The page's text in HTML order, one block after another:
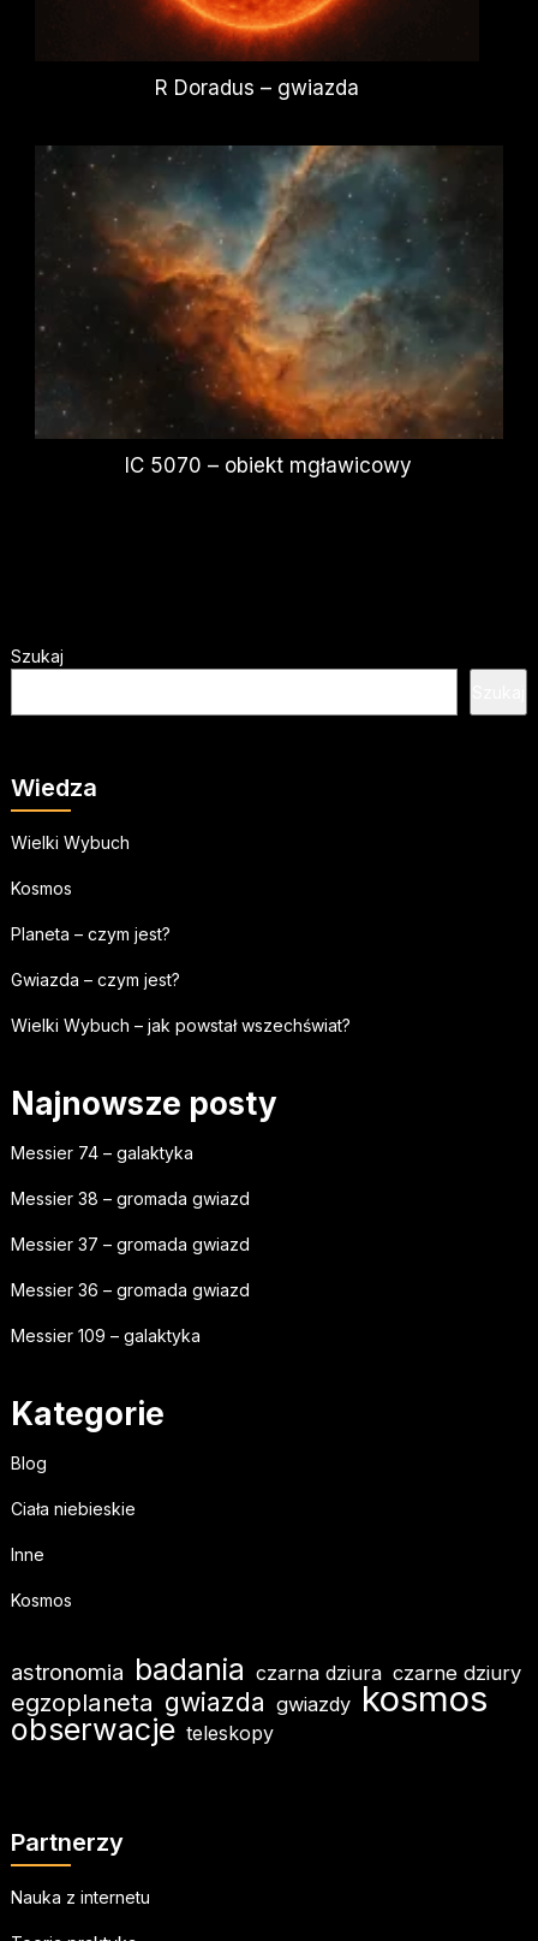
R Doradus – gwiazda
IC 5070 – obiekt mgławicowy
Szukaj
Wiedza
Wielki Wybuch
Kosmos
Planeta – czym jest?
Gwiazda – czym jest?
Wielki Wybuch – jak powstał wszechświat?
Najnowsze posty
Messier 74 – galaktyka
Messier 38 – gromada gwiazd
Messier 37 – gromada gwiazd
Messier 36 – gromada gwiazd
Messier 109 – galaktyka
Kategorie
Blog
Ciała niebieskie
Inne
Kosmos
astronomia badania czarna dziura czarne dziury
egzoplaneta gwiazda gwiazdy kosmos
obserwacje teleskopy
Partnerzy
Nauka z internetu